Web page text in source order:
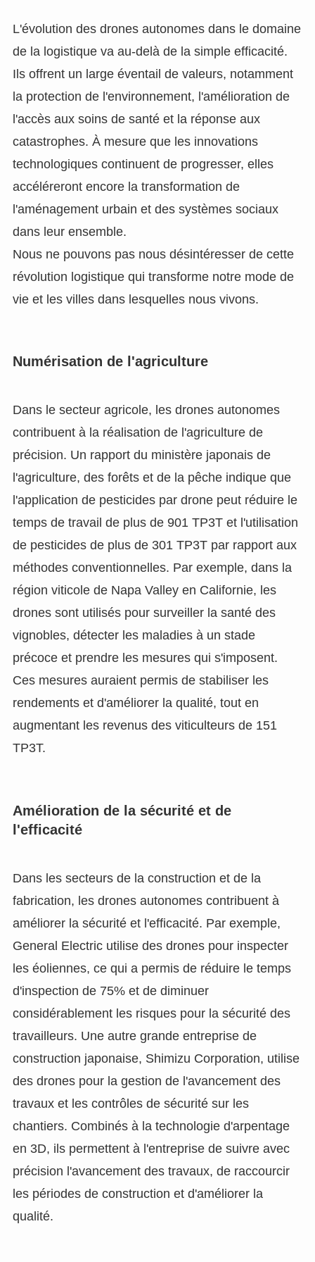
L'évolution des drones autonomes dans le domaine
de la logistique va au-delà de la simple efficacité.
Ils offrent un large éventail de valeurs, notamment
la protection de l'environnement, l'amélioration de
l'accès aux soins de santé et la réponse aux
catastrophes. À mesure que les innovations
technologiques continuent de progresser, elles
accéléreront encore la transformation de
l'aménagement urbain et des systèmes sociaux
dans leur ensemble.
Nous ne pouvons pas nous désintéresser de cette
révolution logistique qui transforme notre mode de
vie et les villes dans lesquelles nous vivons.
Numérisation de l'agriculture
Dans le secteur agricole, les drones autonomes
contribuent à la réalisation de l'agriculture de
précision. Un rapport du ministère japonais de
l'agriculture, des forêts et de la pêche indique que
l'application de pesticides par drone peut réduire le
temps de travail de plus de 901 TP3T et l'utilisation
de pesticides de plus de 301 TP3T par rapport aux
méthodes conventionnelles. Par exemple, dans la
région viticole de Napa Valley en Californie, les
drones sont utilisés pour surveiller la santé des
vignobles, détecter les maladies à un stade
précoce et prendre les mesures qui s'imposent.
Ces mesures auraient permis de stabiliser les
rendements et d'améliorer la qualité, tout en
augmentant les revenus des viticulteurs de 151
TP3T.
Amélioration de la sécurité et de
l'efficacité
Dans les secteurs de la construction et de la
fabrication, les drones autonomes contribuent à
améliorer la sécurité et l'efficacité. Par exemple,
General Electric utilise des drones pour inspecter
les éoliennes, ce qui a permis de réduire le temps
d'inspection de 75% et de diminuer
considérablement les risques pour la sécurité des
travailleurs. Une autre grande entreprise de
construction japonaise, Shimizu Corporation, utilise
des drones pour la gestion de l'avancement des
travaux et les contrôles de sécurité sur les
chantiers. Combinés à la technologie d'arpentage
en 3D, ils permettent à l'entreprise de suivre avec
précision l'avancement des travaux, de raccourcir
les périodes de construction et d'améliorer la
qualité.